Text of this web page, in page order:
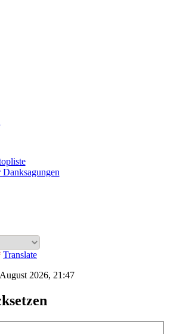
Danksagungen
Translate
2026, 21:47